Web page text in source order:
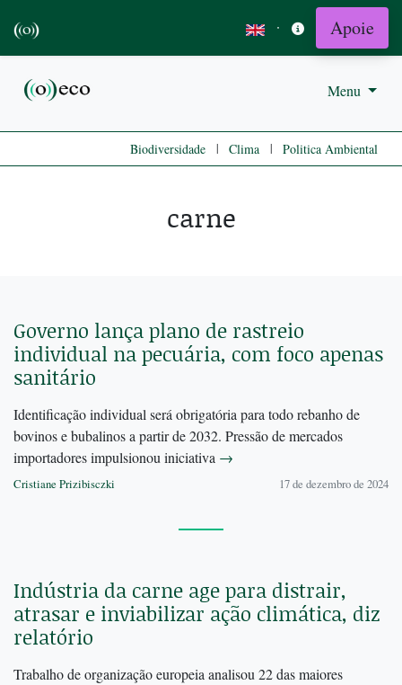
· Apoie
Menu
Biodiversidade | Clima | Politica Ambiental
carne
Governo lança plano de rastreio
individual na pecuária, com foco apenas
sanitário
Identificação individual será obrigatória para todo rebanho de
bovinos e bubalinos a partir de 2032. Pressão de mercados
importadores impulsionou iniciativa →
Cristiane Prizibisczki 17 de dezembro de 2024
Indústria da carne age para distrair,
atrasar e inviabilizar ação climática, diz
relatório
Trabalho de organização europeia analisou 22 das maiores